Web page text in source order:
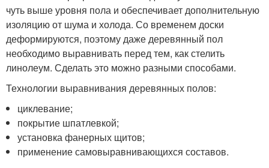
чуть выше уровня пола и обеспечивает дополнительную
изоляцию от шума и холода. Со временем доски
деформируются, поэтому даже деревянный пол
необходимо выравнивать перед тем, как стелить
линолеум. Сделать это можно разными способами.
Технологии выравнивания деревянных полов:
циклевание;
покрытие шпатлевкой;
установка фанерных щитов;
применение самовыравнивающихся составов.